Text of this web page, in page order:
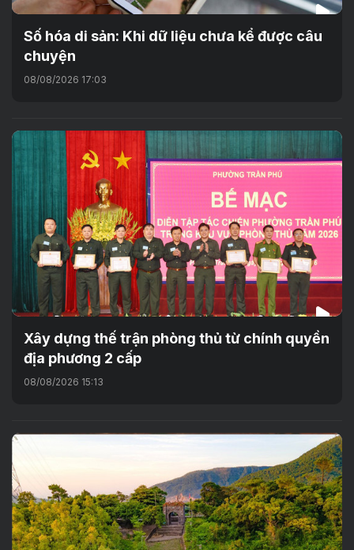
Số hóa di sản: Khi dữ liệu chưa kể được câu
chuyện
08/08/2026 17:03
Xây dựng thế trận phòng thủ từ chính quyền
địa phương 2 cấp
08/08/2026 15:13